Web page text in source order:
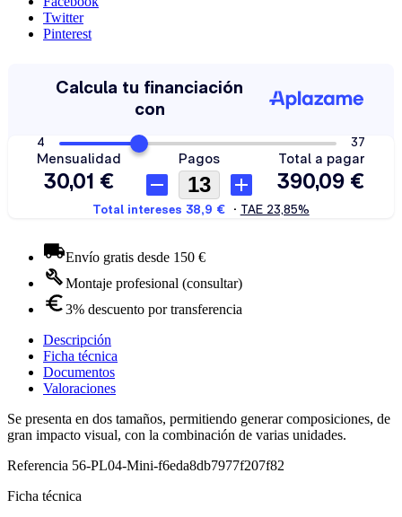
Twitter
Pinterest
Envío gratis desde 150 €
Montaje profesional (consultar)
3% descuento por transferencia
Descripción
Ficha técnica
Documentos
Valoraciones
Se presenta en dos tamaños, permitiendo generar composiciones, de
gran impacto visual, con la combinación de varias unidades.
Referencia 56-PL04-Mini-f6eda8db7977f207f82
Ficha técnica